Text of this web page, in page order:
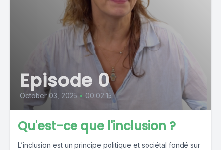
Episode 0
October 03, 2025 • 00:02:15
Qu'est-ce que l'inclusion ?
L’inclusion est un principe politique et sociétal fondé sur